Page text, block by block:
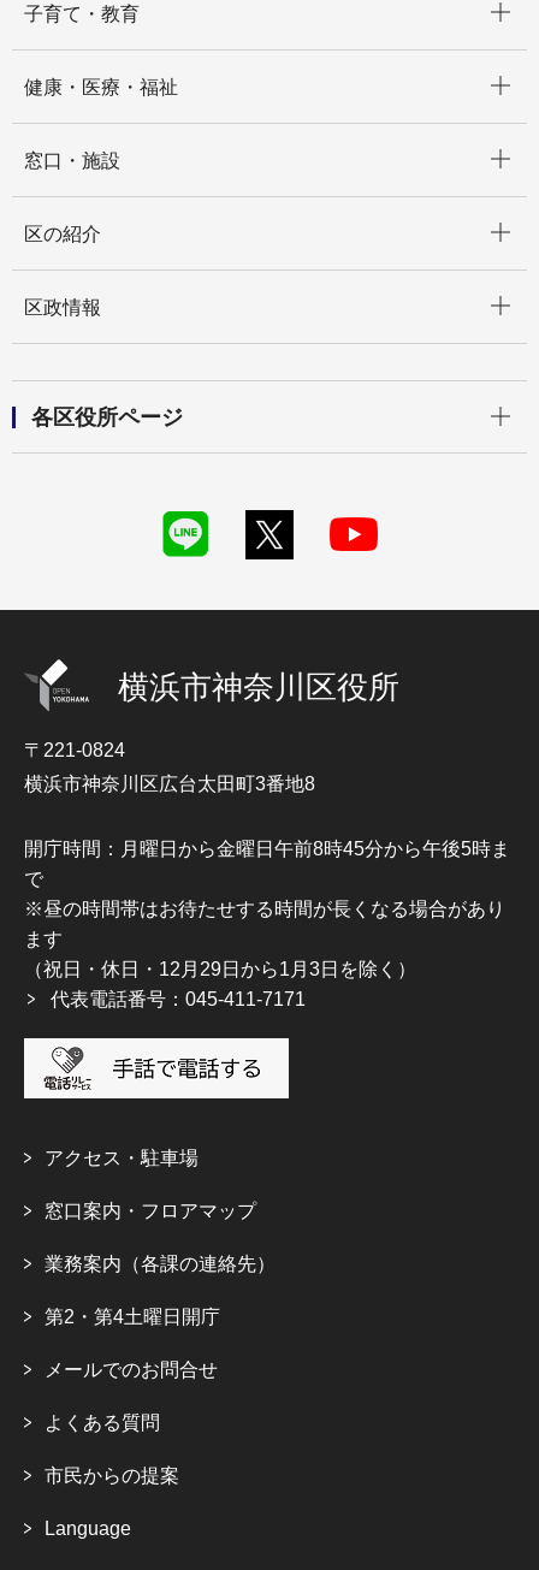
子育て・教育
健康・医療・福祉
窓口・施設
区の紹介
区政情報
各区役所ページ
横浜市神奈川区役所
〒221-0824
横浜市神奈川区広台太田町3番地8
開庁時間：月曜日から金曜日午前8時45分から午後5時ま
で
※昼の時間帯はお待たせする時間が長くなる場合があり
ます
（祝日・休日・12月29日から1月3日を除く）
代表電話番号：045-411-7171
アクセス・駐車場
窓口案内・フロアマップ
業務案内（各課の連絡先）
第2・第4土曜日開庁
メールでのお問合せ
よくある質問
市民からの提案
Language